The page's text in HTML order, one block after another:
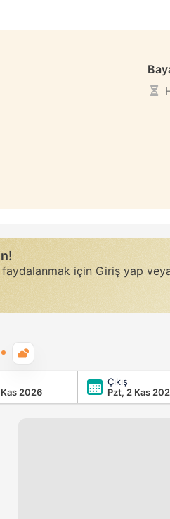
için Giriş yap
Kas 2026
Çıkış
Pzt, 2 Kas